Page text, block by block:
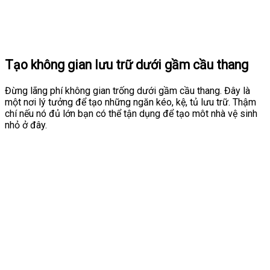
Tạo không gian lưu trữ dưới gầm cầu thang
Đừng lãng phí không gian trống dưới gầm cầu thang. Đây là
một nơi lý tưởng để tạo những ngăn kéo, kệ, tủ lưu trữ. Thậm
chí nếu nó đủ lớn bạn có thể tận dụng để tạo môt nhà vệ sinh
nhỏ ở đây.